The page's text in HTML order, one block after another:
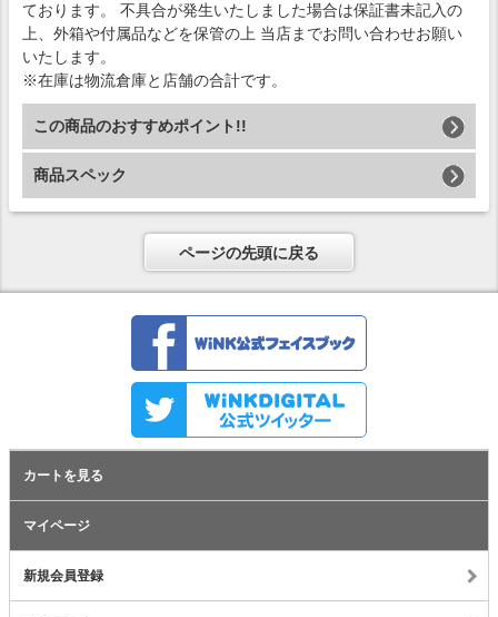
ております。 不具合が発生いたしました場合は保証書未記入の
上、外箱や付属品などを保管の上 当店までお問い合わせお願い
いたします。
※在庫は物流倉庫と店舗の合計です。
この商品のおすすめポイント!!
商品スペック
ページの先頭に戻る
カートを見る
マイページ
新規会員登録